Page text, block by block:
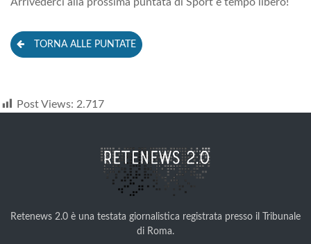
TORNA ALLE PUNTATE
Post Views: 2.717
Retenews 2.0 è una testata giornalistica registrata presso il Tribunale
di Roma.